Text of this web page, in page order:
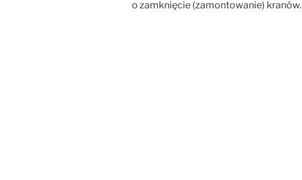
o zamknięcie (zamontowanie) kranów.